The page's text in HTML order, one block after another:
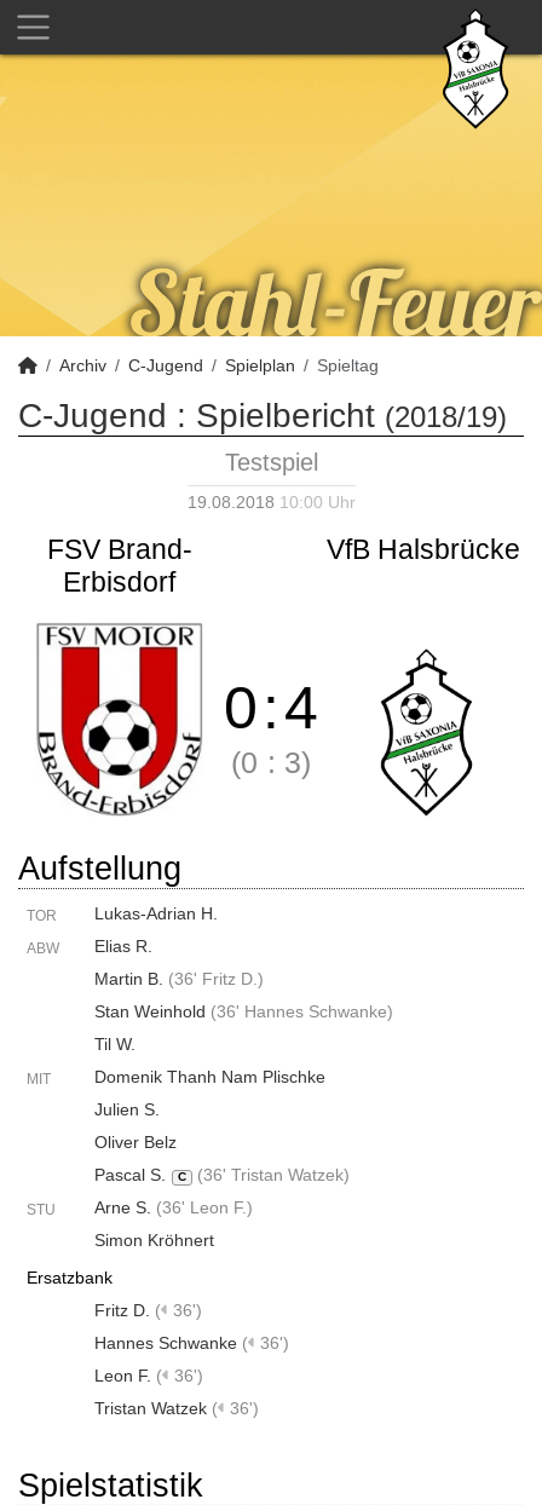
Archiv C-Jugend Spielplan Spieltag
C-Jugend : Spielbericht (2018/19)
Testspiel
19.08.2018 10:00 Uhr
FSV Brand-
Erbisdorf
VfB Halsbrücke
0:4
(0 : 3)
Aufstellung
TOR Lukas-Adrian H.
ABW
Elias R.
Martin B. (36' Fritz D. )
Stan Weinhold (36' Hannes Schwanke)
Til W.
MIT
Domenik Thanh Nam Plischke
Julien S.
Oliver Belz
Pascal S.
C (36' Tristan Watzek)
STU Arne S. (36' Leon F.)
Simon Kröhnert
Ersatzbank
Fritz D. (
36')
Hannes Schwanke (
36')
Leon F. (
36')
Tristan Watzek ( 36')
Spielstatistik